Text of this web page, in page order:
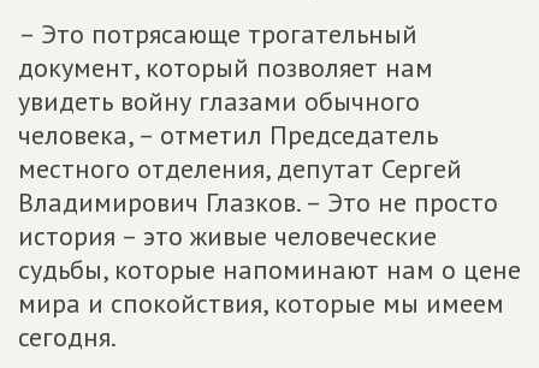
– Это потрясающе трогательный
документ, который позволяет нам
увидеть войну глазами обычного
человека, – отметил Председатель
местного отделения, депутат Сергей
Владимирович Глазков. – Это не просто
история – это живые человеческие
судьбы, которые напоминают нам о цене
мира и спокойствия, которые мы имеем
сегодня.